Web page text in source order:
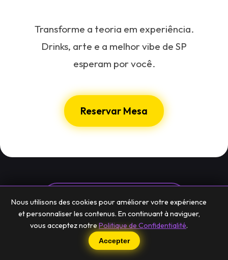
Transforme a teoria em experiência.
Drinks, arte e a melhor vibe de SP
esperam por você.
Reservar Mesa
Voltar para o Guide Culturel
Nous utilisons des cookies pour améliorer votre expérience
et personnaliser les contenus. En continuant à naviguer,
vous acceptez notrePolitique de Confidentialité.
Accepter